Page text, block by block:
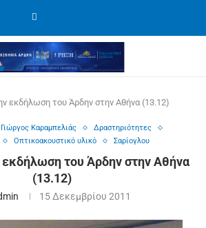
εκδήλωση του Άρδην στην Αθήνα (13.12)
Γιώργος Καραμπελιάς
Δραστηριότητες
Οπτικοακουστικό υλικό Σαρίογλου
εκδήλωση του Άρδην στην Αθήνα
(13.12)
15 Δεκεμβρίου 2011